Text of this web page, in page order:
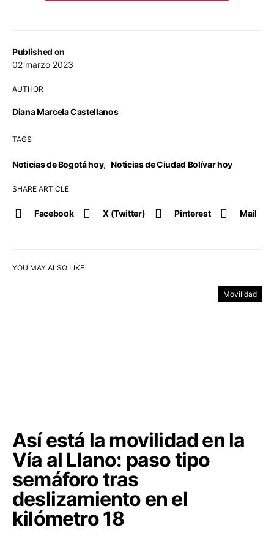
Published on
02 marzo 2023
AUTHOR
Diana Marcela Castellanos
TAGS
Noticias de Bogotá hoy, Noticias de Ciudad Bolívar hoy
SHARE ARTICLE
Facebook X (Twitter) Pinterest Mail
YOU MAY ALSO LIKE
Movilidad
Así está la movilidad en la
Vía al Llano: paso tipo
semáforo tras
deslizamiento en el
kilómetro 18